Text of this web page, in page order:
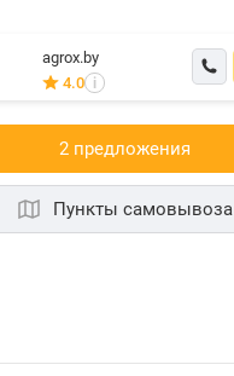
agrox.by
4.0 i
2 предложения
Пункты самовывоза